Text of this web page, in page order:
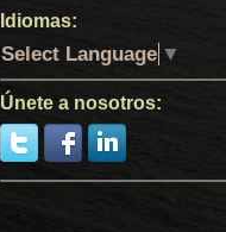
Idiomas:
Select Language ▼
Únete a nosotros: